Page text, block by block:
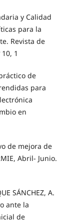
y Calidad
para la
Revista de
1
de
para
en
de mejora de
Abril- Junio.
SÁNCHEZ, A.
ante la
de